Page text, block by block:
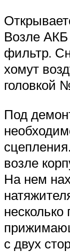
Возле
фильтр.
хомут
головкой
Под
возле
На нем
несколько
с двух